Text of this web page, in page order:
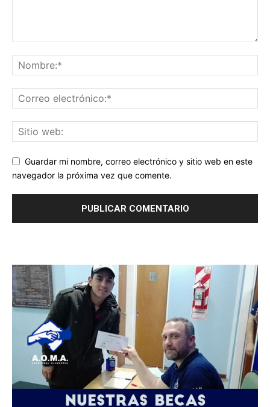
Guardar mi nombre, correo electrónico y sitio web en este
navegador la próxima vez que comente.